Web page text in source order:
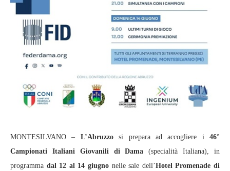
MONTESILVANO – L’Abruzzosi prepara ad accogliere i 46°
Campionati Italiani Giovanili di Dama (specialità Italiana), in
programma dal 12 al 14 giugno nelle sale dell’Hotel Promenade di